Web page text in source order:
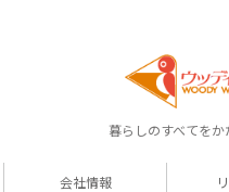
暮らしのすべてを
会社情報